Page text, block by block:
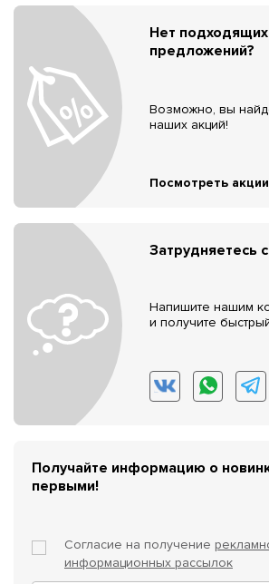
Нет подходящих
предложений?
Возможно, вы
наших акций!
Посмотреть акции
Затрудняетесь
Напишите нашим
и получите
Получайте информацию о
первыми!
Согласие на получение
информационных рассылок